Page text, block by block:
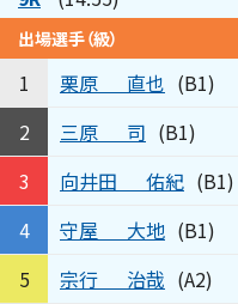
出場選手（級）
1 栗原 直也 (B1)
2
三原 司 (B1)
3
向井田 佑紀 (B1)
4
守屋 大地 (B1)
5
宗行 治哉 (A2)